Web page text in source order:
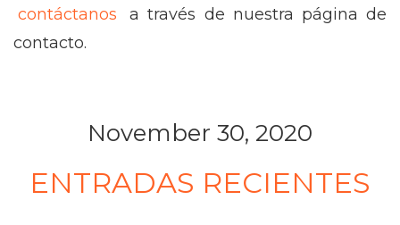
contáctanos
a través de nuestra página de
contacto.
November 30, 2020
ENTRADAS RECIENTES